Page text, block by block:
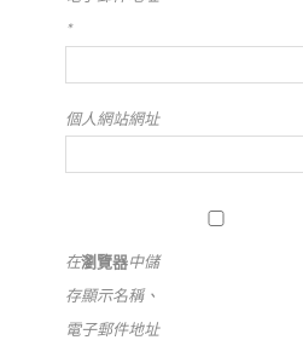
*
個人網站網址
在瀏覽器中儲
存顯示名稱、
電子郵件地址